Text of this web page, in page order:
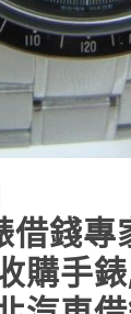
借錢專
購手